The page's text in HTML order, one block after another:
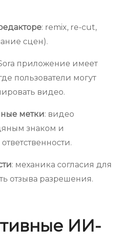
: remix, re-cut,
сцен).
приложение имеет
пользователи могут
видео.
метки: видео
знаком и
: механика согласия для
отзыва разрешения.
ИИ-